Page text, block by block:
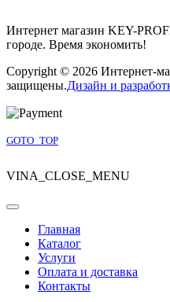
Интернет магазин KEY-
городе. Время экономить!
Copyright © 2026 Интернет-
защищены.Дизайн и
GOTO_TOP
VINA_CLOSE_MENU
Главная
Каталог
Услуги
Оплата и доставка
Контакты